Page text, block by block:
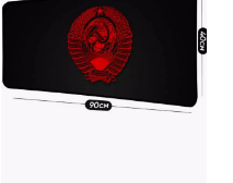
Космос